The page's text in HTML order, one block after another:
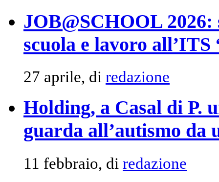
JOB@SCHOOL 2026:
scuola e lavoro
27 aprile, di redazione
Holding, a Casal di P.
guarda all’autismo da
11 febbraio, di redazione